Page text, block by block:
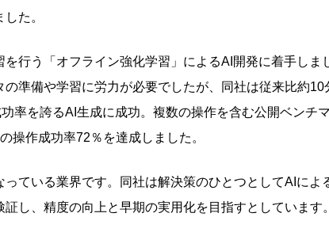
た。
行う「オフライン強化学習」によるAI開発に着手しま
準備や学習に労力が必要でしたが、同社は従来比約10
率を誇るAI生成に成功。複数の操作を含む公開ベンチ
操作成功率72％を達成しました。
ている業界です。同社は解決策のひとつとしてAIによ
し、精度の向上と早期の実用化を目指すとしています